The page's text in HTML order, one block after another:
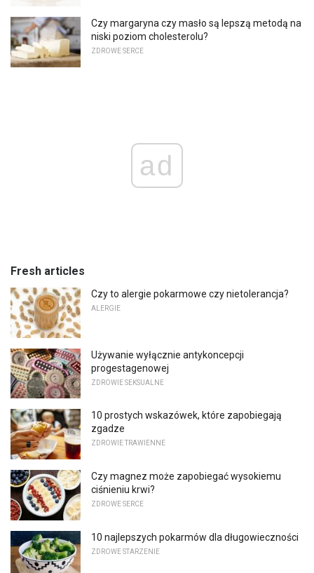
Czy margaryna czy masło są lepszą metodą na
niski poziom cholesterolu?
ZDROWE SERCE
ad
Fresh articles
Czy to alergie pokarmowe czy nietolerancja?
ALERGIE
Używanie wyłącznie antykoncepcji
progestagenowej
ZDROWIE SEKSUALNE
10 prostych wskazówek, które zapobiegają
zgadze
ZDROWIE TRAWIENNE
Czy magnez może zapobiegać wysokiemu
ciśnieniu krwi?
ZDROWE SERCE
10 najlepszych pokarmów dla długowieczności
ZDROWE STARZENIE